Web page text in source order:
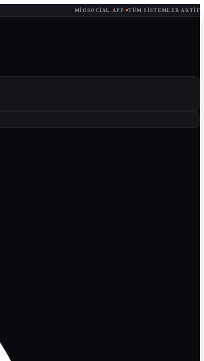
MIOSOCIAL.APP· TÜM SISTEMLER AKTIF